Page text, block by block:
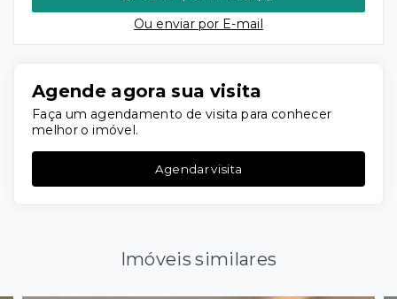
Ou enviar por E-mail
Agende agora sua visita
Faça um agendamento de visita para conhecer
melhor o imóvel.
Agendar visita
Imóveis similares